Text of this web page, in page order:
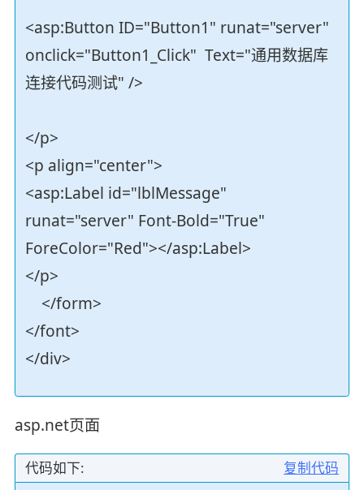
<asp:Button ID="Button1" runat="server"
onclick="Button1_Click" Text="通用数据库
连接代码测试" />
</p>
<p align="center">
<asp:Label id="lblMessage"
runat="server" Font-Bold="True"
ForeColor="Red"></asp:Label>
</p>
</form>
</font>
</div>
asp.net页面
复制代码
代码如下: